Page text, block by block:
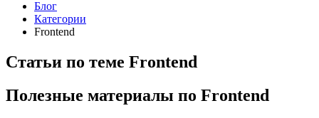
Блог
Категории
Frontend
Статьи по теме Frontend
Полезные материалы по Frontend